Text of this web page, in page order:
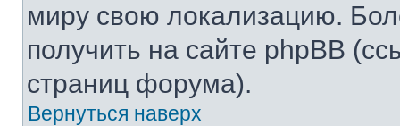
миру свою локализацию.
получить на сайте phpBB
страниц форума).
Вернуться наверх